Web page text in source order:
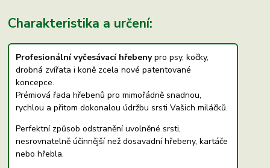
Charakteristika a určení:
Profesionální vyčesávací hřebenypro psy, kočky,
drobná zvířata i koně zcela nové patentované
koncepce.
Prémiová řada hřebenů pro mimořádně snadnou,
rychlou a přitom dokonalou údržbu srsti Vašich miláčků.
Perfektní způsob odstranění uvolněné srsti,
nesrovnatelně účinnější než dosavadní hřebeny, kartáče
nebo hřebla.